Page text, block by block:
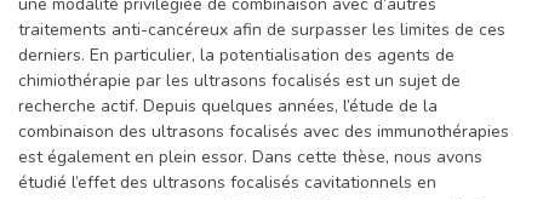
une modalité privilégiée de combinaison avec d’autres
traitements anti-cancéreux afin de surpasser les limites de ces
derniers. En particulier, la potentialisation des agents de
chimiothérapie par les ultrasons focalisés est un sujet de
recherche actif. Depuis quelques années, l’étude de la
combinaison des ultrasons focalisés avec des immunothérapies
est également en plein essor. Dans cette thèse, nous avons
étudié l’effet des ultrasons focalisés cavitationnels en